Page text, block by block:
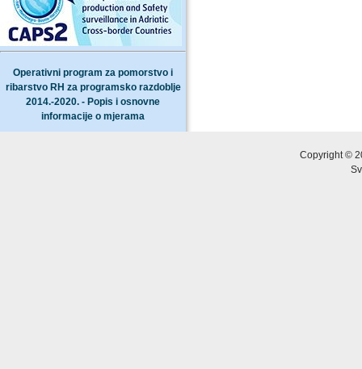
Operativni program za pomorstvo i
ribarstvo RH za programsko razdoblje
2014.-2020. - Popis i osnovne
informacije o mjerama
Copyright ©